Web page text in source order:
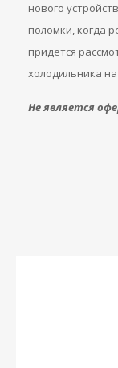
нового
поломки, когда
придется
холодильника
Не является